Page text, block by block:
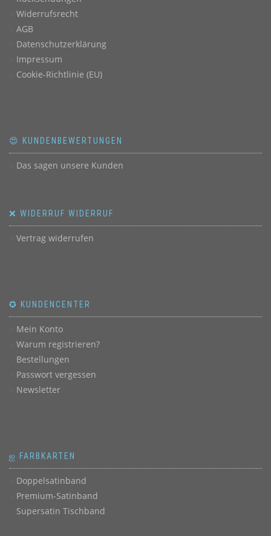
Widerrufsrecht
AGB
Datenschutzerklärung
Impressum
Cookie-Richtlinie (EU)
😍 KUNDENBEWERTUNGEN
Das sagen unsere Kunden
❌ WIDERRUF WIDERRUF
Vertrag widerrufen
✪ KUNDENCENTER
Mein Konto
Warum registrieren?
Bestellungen
Passwort vergessen
Newsletter
ஐ FARBKARTEN
Doppelsatinband
Premium-Satinband
Supersatin Tischband